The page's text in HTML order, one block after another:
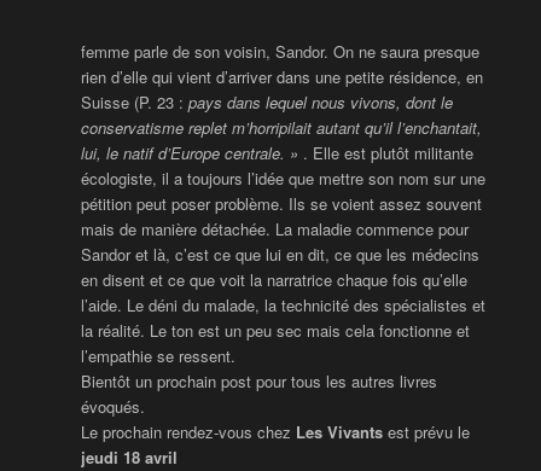
femme parle de son voisin, Sandor. On ne saura presque
rien d’elle qui vient d’arriver dans une petite résidence, en
Suisse (P. 23 : pays dans lequel nous vivons, dont le
conservatisme replet m’horripilait autant qu’il l’enchantait,
lui, le natif d’Europe centrale. » . Elle est plutôt militante
écologiste, il a toujours l’idée que mettre son nom sur une
pétition peut poser problème. Ils se voient assez souvent
mais de manière détachée. La maladie commence pour
Sandor et là, c’est ce que lui en dit, ce que les médecins
en disent et ce que voit la narratrice chaque fois qu’elle
l’aide. Le déni du malade, la technicité des spécialistes et
la réalité. Le ton est un peu sec mais cela fonctionne et
l’empathie se ressent.
Bientôt un prochain post pour tous les autres livres
évoqués.
Le prochain rendez-vous chez Les Vivantsest prévu le
jeudi 18 avril